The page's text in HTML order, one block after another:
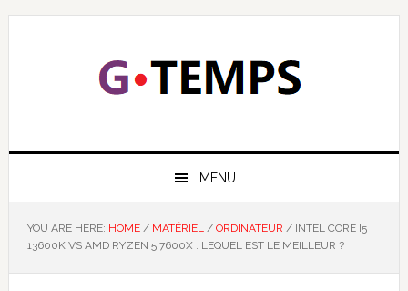
Skip
Skip
Skip
Skip
GTEMPS
MENU
YOU ARE HERE: HOME / MATÉRIEL / ORDINATEUR /INTEL CORE I5
13600K VS AMD RYZEN 5 7600X : LEQUEL EST LE MEILLEUR ?